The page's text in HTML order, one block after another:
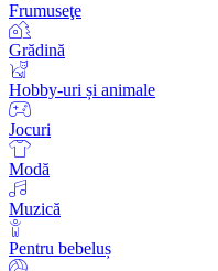
Frumuseţe
Grădină
Hobby-uri și animale
Jocuri
Modă
Muzică
Pentru bebeluș